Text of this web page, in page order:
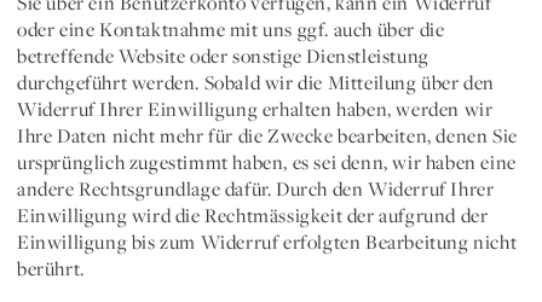
oder eine Kontaktnahme mit uns ggf. auch über die
betreffende Website oder sonstige Dienstleistung
durchgeführt werden. Sobald wir die Mitteilung über den
Widerruf Ihrer Einwilligung erhalten haben, werden wir
Ihre Daten nicht mehr für die Zwecke bearbeiten, denen Sie
ursprünglich zugestimmt haben, es sei denn, wir haben eine
andere Rechtsgrundlage dafür. Durch den Widerruf Ihrer
Einwilligung wird die Rechtmässigkeit der aufgrund der
Einwilligung bis zum Widerruf erfolgten Bearbeitung nicht
berührt.